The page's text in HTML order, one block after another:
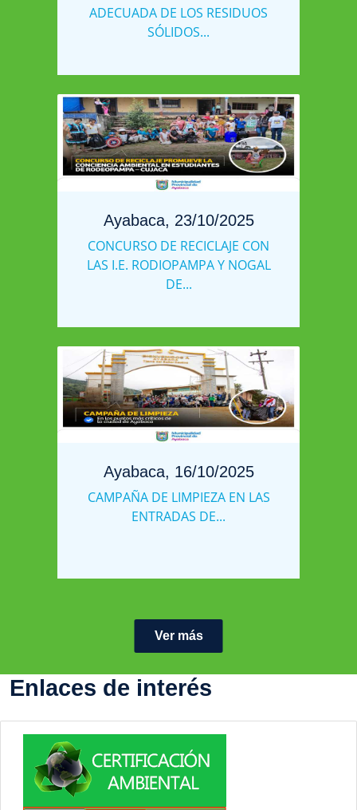
ADECUADA DE LOS RESIDUOS
SÓLIDOS...
Ayabaca, 23/10/2025
CONCURSO DE RECICLAJE CON
LAS I.E. RODIOPAMPA Y NOGAL
DE...
Ayabaca, 16/10/2025
CAMPAÑA DE LIMPIEZA EN LAS
ENTRADAS DE...
Ver más
Enlaces de interés